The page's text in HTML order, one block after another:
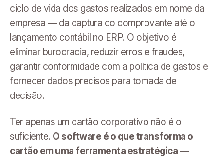
ciclo de vida dos gastos realizados em nome da
empresa — da captura do comprovante até o
lançamento contábil no ERP. O objetivo é
eliminar burocracia, reduzir erros e fraudes,
garantir conformidade com a política de gastos e
fornecer dados precisos para tomada de
decisão.
Ter apenas um cartão corporativo não é o
suficiente. O software é o que transforma o
cartão em uma ferramenta estratégica —